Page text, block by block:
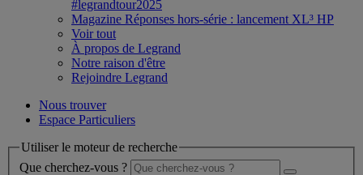
#legrandtour2025
Magazine Réponses hors-série : lancement XL³ HP
Voir tout
À propos de Legrand
Notre raison d'être
Rejoindre Legrand
Nous trouver
Espace Particuliers
Utiliser le moteur de recherche
Que cherchez-vous ?